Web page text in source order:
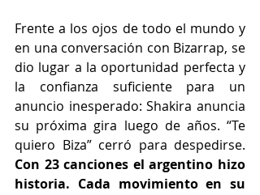
Frente a los ojos de todo el mundo y
en una conversación con Bizarrap, se
dio lugar a la oportunidad perfecta y
la confianza suficiente para un
anuncio inesperado: Shakira anuncia
su próxima gira luego de años. “Te
Con 23 canciones el argentino hizo
historia. Cada movimiento en su